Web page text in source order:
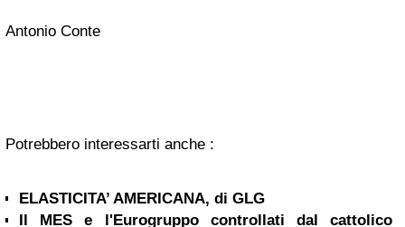
Antonio Conte
Potrebbero interessarti anche :
ELASTICITA’ AMERICANA, di GLG
Il MES e l'Eurogruppo controllati dal cattolico